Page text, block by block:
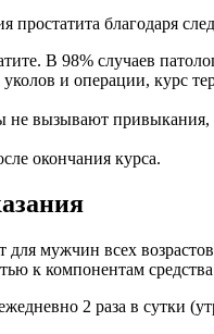
простатита благодаря
В 98% случаев
уколов и операции,
не вызывают
окончания курса.
мужчин всех
к компонентам
2 раза в сутки